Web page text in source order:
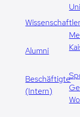
Alumni
Beschäftigte
(Intern)